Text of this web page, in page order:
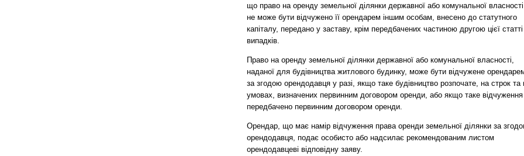
що право на оренду земельної ділянки державної або комунальної власності
не може бути відчужено її орендарем іншим особам, внесено до статутного
капіталу, передано у заставу, крім передбачених частиною другою цієї статті
випадків.
Право на оренду земельної ділянки державної або комунальної власності,
наданої для будівництва житлового будинку, може бути відчужене
за згодою орендодавця у разі, якщо таке будівництво розпочате, на строк та
умовах, визначених первинним договором оренди, або якщо таке відчуження
передбачено первинним договором оренди.
Орендар, що має намір відчуження права оренди земельної ділянки за
орендодавця, подає особисто або надсилає рекомендованим листом
орендодавцеві відповідну заяву.